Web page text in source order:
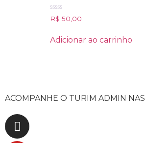
Avaliação
0
5
R$ 50,00
Adicionar ao carrinho
ACOMPANHE O TURIM ADMIN NAS